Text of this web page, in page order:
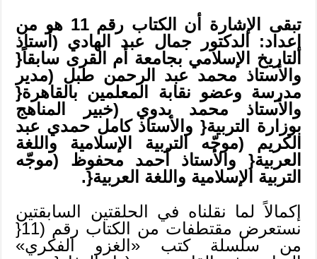
تبقى الإشارة أن الكتاب رقم 11 هو من
إعداد: الدكتور جمال عبد الهادي (أستاذ
التاريخ الإسلامي بجامعة أم القرى سابقاً{
والأستاذ محمد عبد الرحمن طبل (مدير
مدرسة وعضو نقابة المعلمين بالقاهرة{
والأستاذ محمد بدوي (خبير المناهج
بوزارة التربية{ والأستاذ كامل حمدي عبد
الكريم (موجّه التربية الإسلامية واللغة
العربية{ والأستاذ أحمد محفوظ (موجّه
التربية الإسلامية واللغة العربية{.
إكمالاً لما نقلناه في الحلقتين السابقتين
نستعرض مقتطفات من الكتاب رقم (11{
من سلسلة كتب «الغزو الفكري»